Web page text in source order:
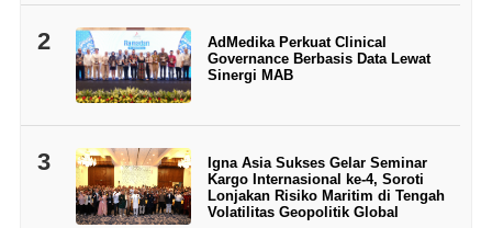
2
AdMedika Perkuat Clinical
Governance Berbasis Data Lewat
Sinergi MAB
3
Igna Asia Sukses Gelar Seminar
Kargo Internasional ke-4, Soroti
Lonjakan Risiko Maritim di Tengah
Volatilitas Geopolitik Global